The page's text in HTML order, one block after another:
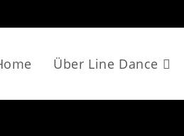
Über Line Dance